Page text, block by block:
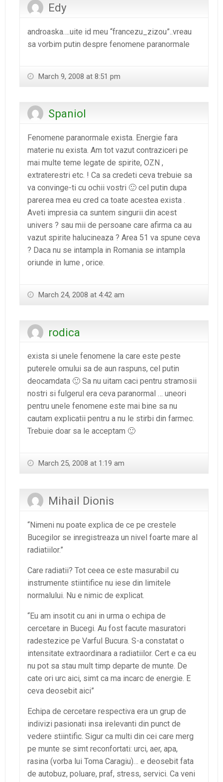
Edy
androaska….uite id meu “francezu_zizou”..vreau
sa vorbim putin despre fenomene paranormale
March 9, 2008 at 8:51 pm
Spaniol
Fenomene paranormale exista. Energie fara
materie nu exista. Am tot vazut contraziceri pe
mai multe teme legate de spirite, OZN ,
extraterestri etc. ! Ca sa credeti ceva trebuie sa
va convinge-ti cu ochii vostri 🙂 cel putin dupa
parerea mea eu cred ca toate acestea exista .
Aveti impresia ca suntem singurii din acest
univers ? sau mii de persoane care afirma ca au
vazut spirite halucineaza ? Area 51 va spune ceva
? Daca nu se intampla in Romania se intampla
oriunde in lume , orice.
March 24, 2008 at 4:42 am
rodica
exista si unele fenomene la care este peste
puterele omului sa de aun raspuns, cel putin
deocamdata 🙂 Sa nu uitam caci pentru stramosii
nostri si fulgerul era ceva paranormal … uneori
pentru unele fenomene este mai bine sa nu
cautam explicatii pentru a nu le stirbi din farmec.
Trebuie doar sa le acceptam 🙂
March 25, 2008 at 1:19 am
Mihail Dionis
“Nimeni nu poate explica de ce pe crestele
Bucegilor se inregistreaza un nivel foarte mare al
radiatiilor.”
Care radiatii? Tot ceea ce este masurabil cu
instrumente stiintifice nu iese din limitele
normalului. Nu e nimic de explicat.
“Eu am insotit cu ani in urma o echipa de
cercetare in Bucegi. Au fost facute masuratori
radestezice pe Varful Bucura. S-a constatat o
intensitate extraordinara a radiatiilor. Cert e ca eu
nu pot sa stau mult timp departe de munte. De
cate ori urc aici, simt ca ma incarc de energie. E
ceva deosebit aici”
Echipa de cercetare respectiva era un grup de
indivizi pasionati insa irelevanti din punct de
vedere stiintific. Sigur ca multi din cei care merg
pe munte se simt reconfortati: urci, aer, apa,
rasina (vorba lui Toma Caragiu)… e deosebit fata
de autobuz, poluare, praf, stress, servici. Ca veni